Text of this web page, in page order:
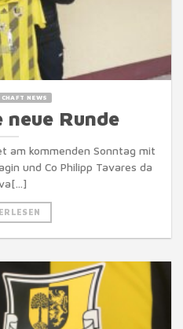
NEWS
Runde
am kommenden Sonntag mit
und Co Philipp Tavares da